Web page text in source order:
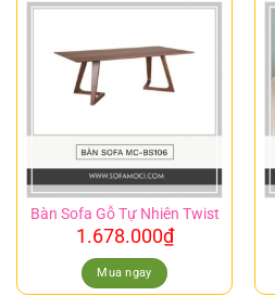
Bàn Sofa Gỗ Tự Nhiên Twist
1.678.000₫
Mua ngay